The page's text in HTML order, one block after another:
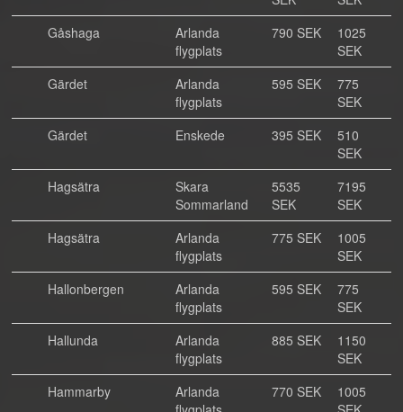
Gåshaga
Arlanda
flygplats
790 SEK
1025
SEK
Gärdet
Arlanda
flygplats
595 SEK
775
SEK
Gärdet
Enskede 395 SEK
510
SEK
Hagsätra
Skara
Sommarland
5535
SEK
7195
SEK
Hagsätra
Arlanda
flygplats
775 SEK
1005
SEK
Hallonbergen
Arlanda
flygplats
595 SEK
775
SEK
Hallunda
Arlanda
flygplats
885 SEK
1150
SEK
Hammarby
Arlanda
770 SEK
1005